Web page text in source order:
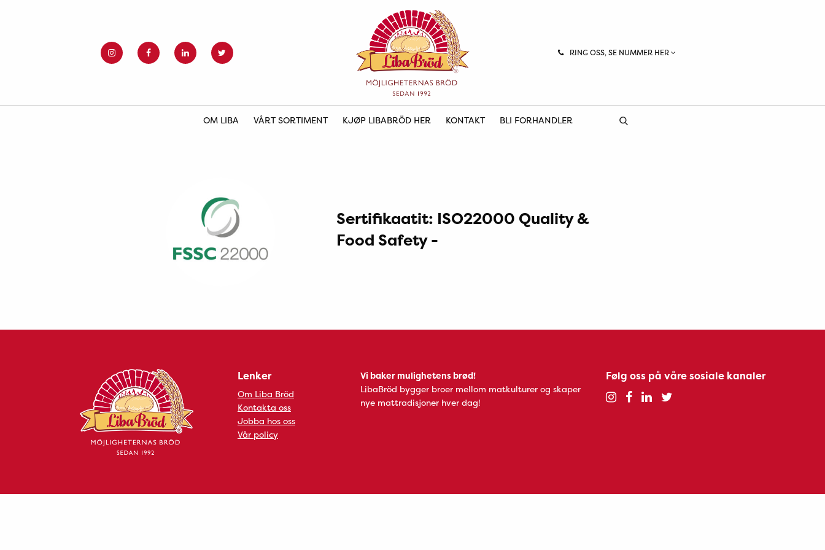
RING OSS, SE NUMMER HER
OM LIBA VÅRT SORTIMENT KJØP LIBABRÖD HER KONTAKT BLI FORHANDLER
Sertifikaatit: ISO22000 Quality &
Food Safety -
Lenker
Om Liba Bröd
Kontakta oss
Jobba hos oss
Vår policy
Vi baker mulighetens brød!
LibaBröd bygger broer mellom matkulturer og skaper
nye mattradisjoner hver dag!
Følg oss på våre sosiale kanaler